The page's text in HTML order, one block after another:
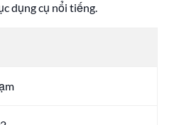
dụng cụ nổi tiếng.